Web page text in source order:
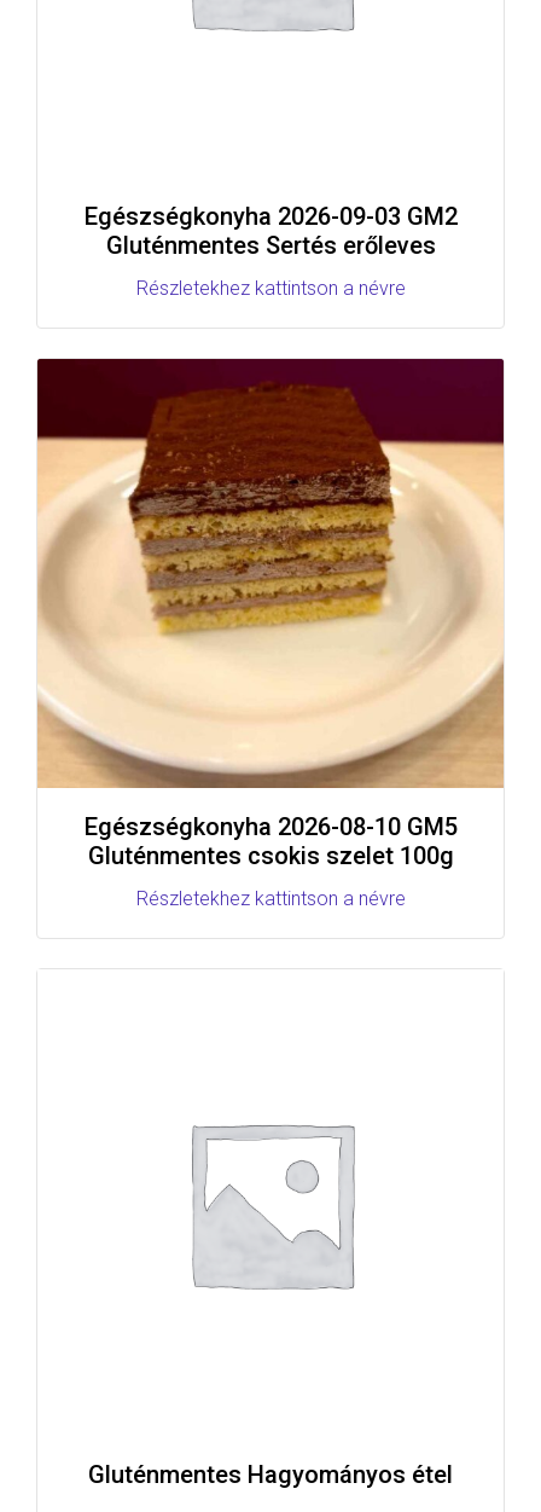
Egészségkonyha 2026-09-03 GM2
Gluténmentes Sertés erőleves
Részletekhez kattintson a névre
Egészségkonyha 2026-08-10 GM5
Gluténmentes csokis szelet 100g
Részletekhez kattintson a névre
Gluténmentes Hagyományos étel